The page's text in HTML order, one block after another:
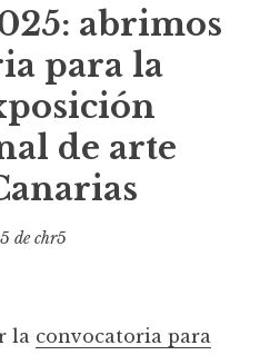
abrimos
para la
de arte
dechr5
la convocatoria para